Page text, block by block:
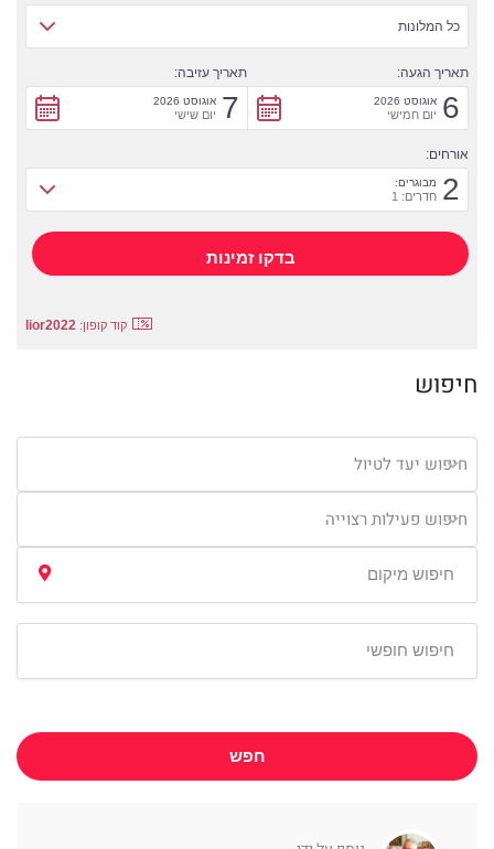
כל המלונות
תאריך הגעה:
6 אוגוסט 2026
יום חמישי
תאריך עזיבה:
7 אוגוסט 2026
יום שישי
אורחים:
2 מבוגרים:
חדרים: 1
קוד קופון: lior2022
חיפוש
חיפוש יעד לטיול
חיפוש פעילות רצוייה
חפש